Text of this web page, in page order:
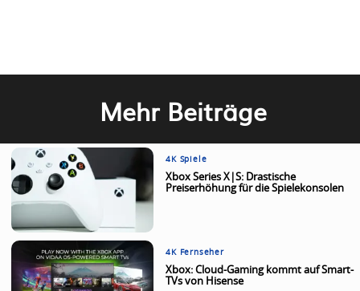
Mehr Beiträge
4K Spiele
Xbox Series X|S: Drastische
Preiserhöhung für die Spielekonsolen
4K Fernseher
Xbox: Cloud-Gaming kommt auf Smart-
TVs von Hisense